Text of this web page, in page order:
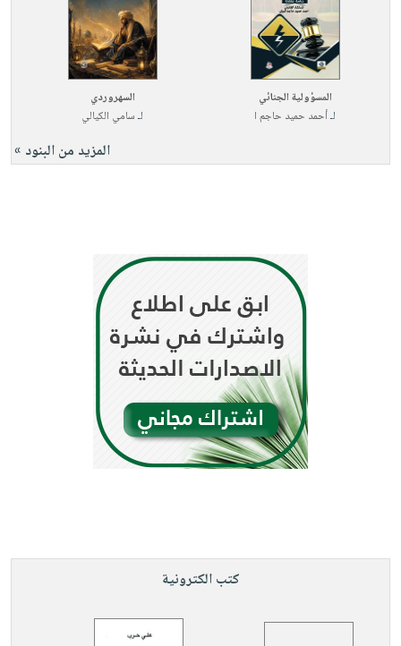
المسؤولية الجنائي
لـأحمد حميد حاجم ا
السهروردي
لـسامي الكيالي
المزيد من البنود »
كتب الكترونية